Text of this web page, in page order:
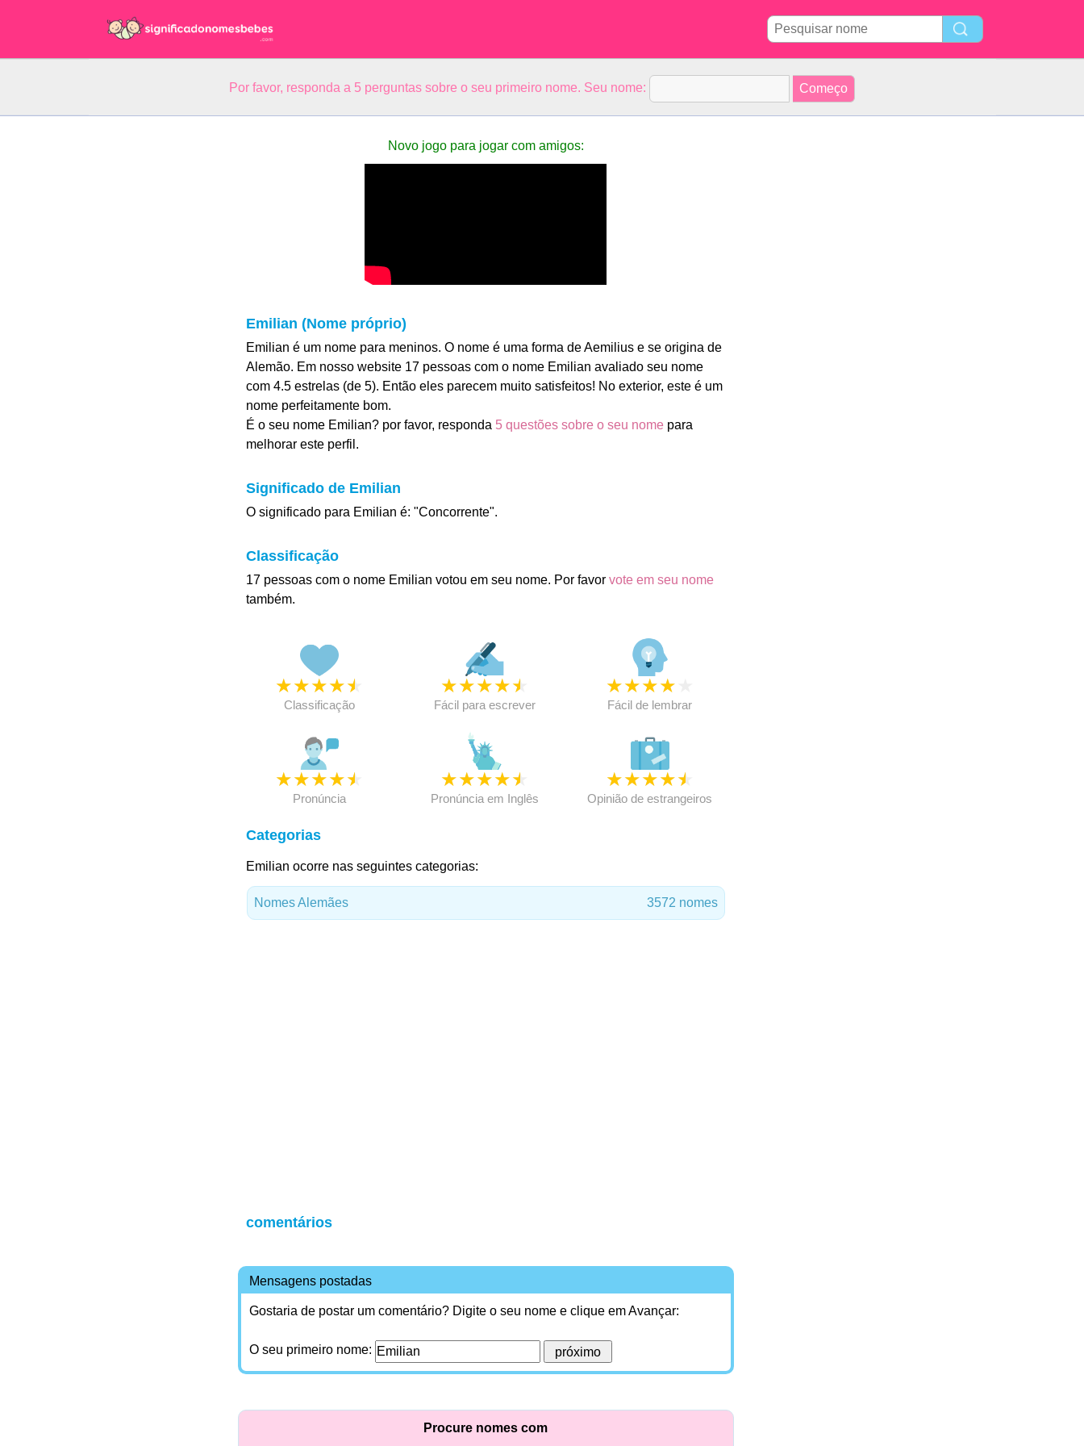
Por favor, responda a 5 perguntas sobre o seu primeiro nome. Seu nome:
Novo jogo para jogar com amigos:
Emilian (Nome próprio)
Emilian é um nome para meninos. O nome é uma forma de Aemilius e se origina de
Alemão. Em nosso website 17 pessoas com o nome Emilian avaliado seu nome
com 4.5 estrelas (de 5). Então eles parecem muito satisfeitos! No exterior, este é um
nome perfeitamente bom.
É o seu nome Emilian? por favor, responda 5 questões sobre o seu nomepara
melhorar este perfil.
Significado de Emilian
O significado para Emilian é: "Concorrente".
Classificação
17 pessoas com o nome Emilian votou em seu nome. Por favor vote em seu nome
também.
★★★★★
Classificação
★★★★★
Fácil para escrever
★★★★
Fácil de lembrar
★★★★★
Pronúncia
★★★★★
Pronúncia em Inglês
★★★★★
Opinião de estrangeiros
Categorias
Emilian ocorre nas seguintes categorias:
Nomes Alemães 3572 nomes
comentários
Mensagens postadas
Gostaria de postar um comentário? Digite o seu nome e clique em Avançar:
O seu primeiro nome:
Procure nomes com